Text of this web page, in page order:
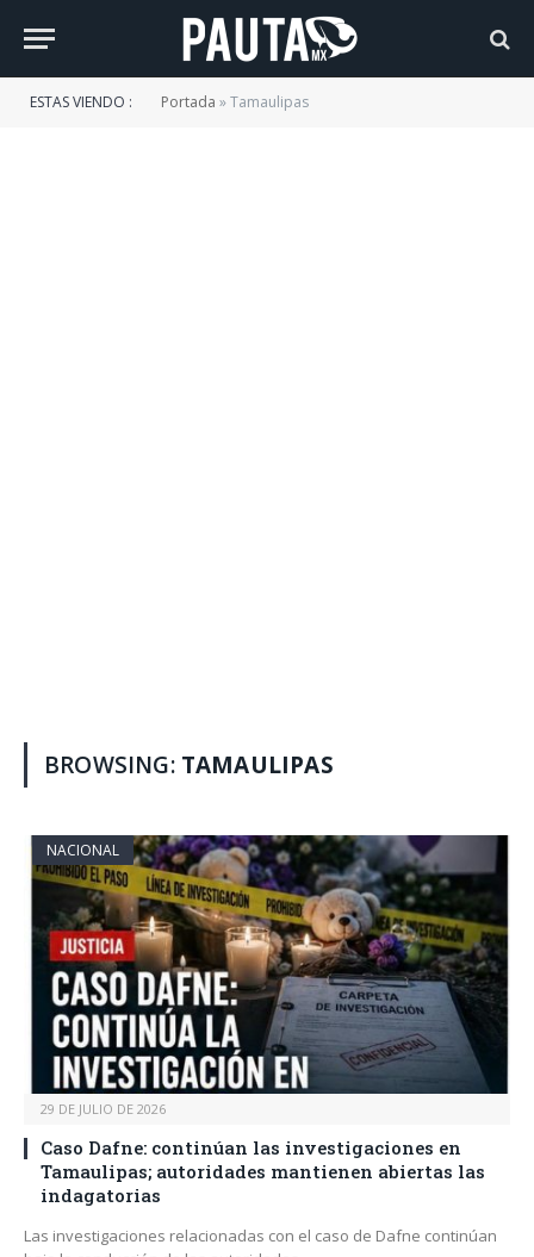
ESTAS VIENDO : Portada »Tamaulipas
BROWSING: TAMAULIPAS
NACIONAL
29 DE JULIO DE 2026
Caso Dafne: continúan las investigaciones en
Tamaulipas; autoridades mantienen abiertas las
indagatorias
Las investigaciones relacionadas con el caso de Dafne continúan